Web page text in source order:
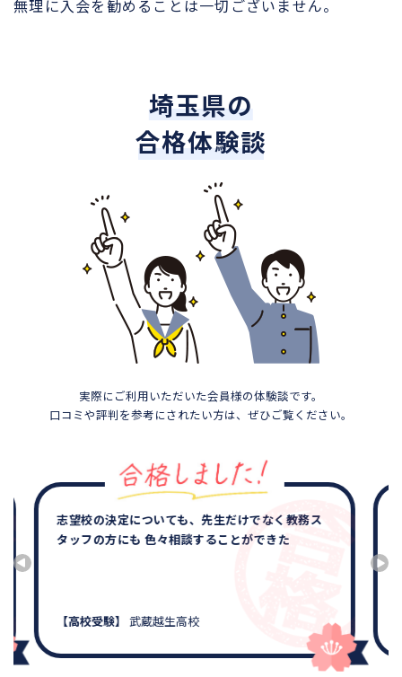
無理に入会を勧めることは一切ございません。
埼玉県の
合格体験談
実際にご利用いただいた会員様の体験談です。
口コミや評判を参考にされたい方は、ぜひご覧ください。
短期間でしたが、もう少し早めにお願いすればよ
かったと思います。
【中学受験】大宮開成中学校、開智中学校